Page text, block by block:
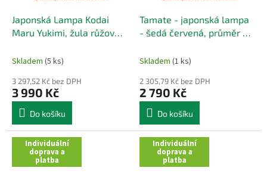
Japonská Lampa Kodai
Maru Yukimi, žula růžová,
Skladem (5 ks)
3 297,52 Kč bez DPH
3 990 Kč
Do košíku
Tamate - japonská lampa
- šedá červená, průměr 30
Skladem (1 ks)
2 305,79 Kč bez DPH
2 790 Kč
Do košíku
Individuální
doprava a
platba
Individuální
doprava a
platba